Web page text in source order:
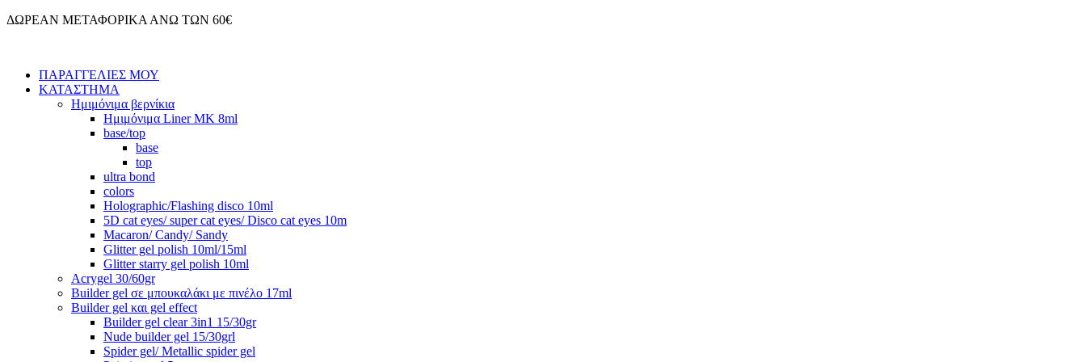
Μετάβαση
ΔΩΡΕΑΝ ΜΕΤΑΦΟΡΙΚΑ ΑΝΩ ΤΩΝ 60€
ΠΑΡΑΓΓΕΛΙΕΣ ΜΟΥ
ΚΑΤΑΣΤΗΜΑ
Ημιμόνιμα βερνίκια
Ημιμόνιμα Liner ΜΚ 8ml
base/top
base
top
ultra bond
colors
Holographic/Flashing disco 10ml
5D cat eyes/ super cat eyes/ Disco cat eyes 10m
Macaron/ Candy/ Sandy
Glitter gel polish 10ml/15ml
Glitter starry gel polish 10ml
Acrygel 30/60gr
Builder gel σε μπουκαλάκι με πινέλο 17ml
Builder gel και gel effect
Builder gel clear 3in1 15/30gr
Nude builder gel 15/30grl
Spider gel/ Metallic spider gel